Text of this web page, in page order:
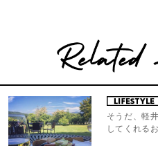
そうだ、軽
してくれる